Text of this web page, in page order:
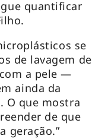
quantificar
se
de lavagem de
a pele —
ainda da
O que mostra
de que
geração.”